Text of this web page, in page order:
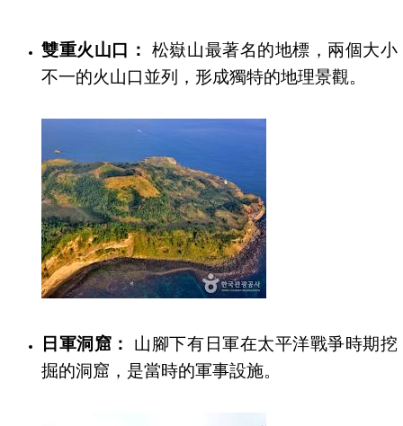
雙重火山口：
松嶽山最著名的地標，兩個大小
不一的火山口並列，形成獨特的地理景觀。
日軍洞窟：
山腳下有日軍在太平洋戰爭時期挖
掘的洞窟，是當時的軍事設施。